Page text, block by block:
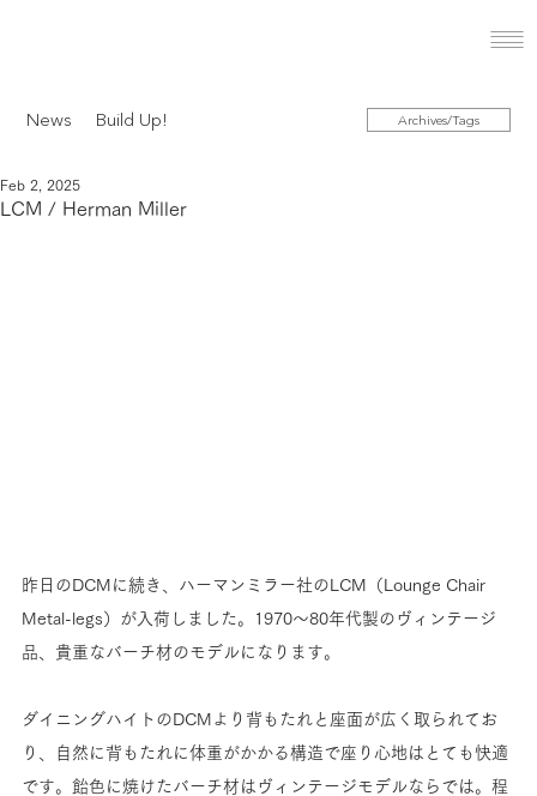
LCM / Herman Miller
Feb 2, 2025
昨日のDCMに続き、ハーマンミラー社のLCM（Lounge Chair
Metal-legs）が入荷しました。1970〜80年代製のヴィンテージ
品、貴重なバーチ材のモデルになります。
ダイニングハイトのDCMより背もたれと座面が広く取られてお
り、自然に背もたれに体重がかかる構造で座り心地はとても快適
です。 飴色に焼けた バーチ材はヴィンテージモデルならでは。程
News Build Up! Archives/Tags